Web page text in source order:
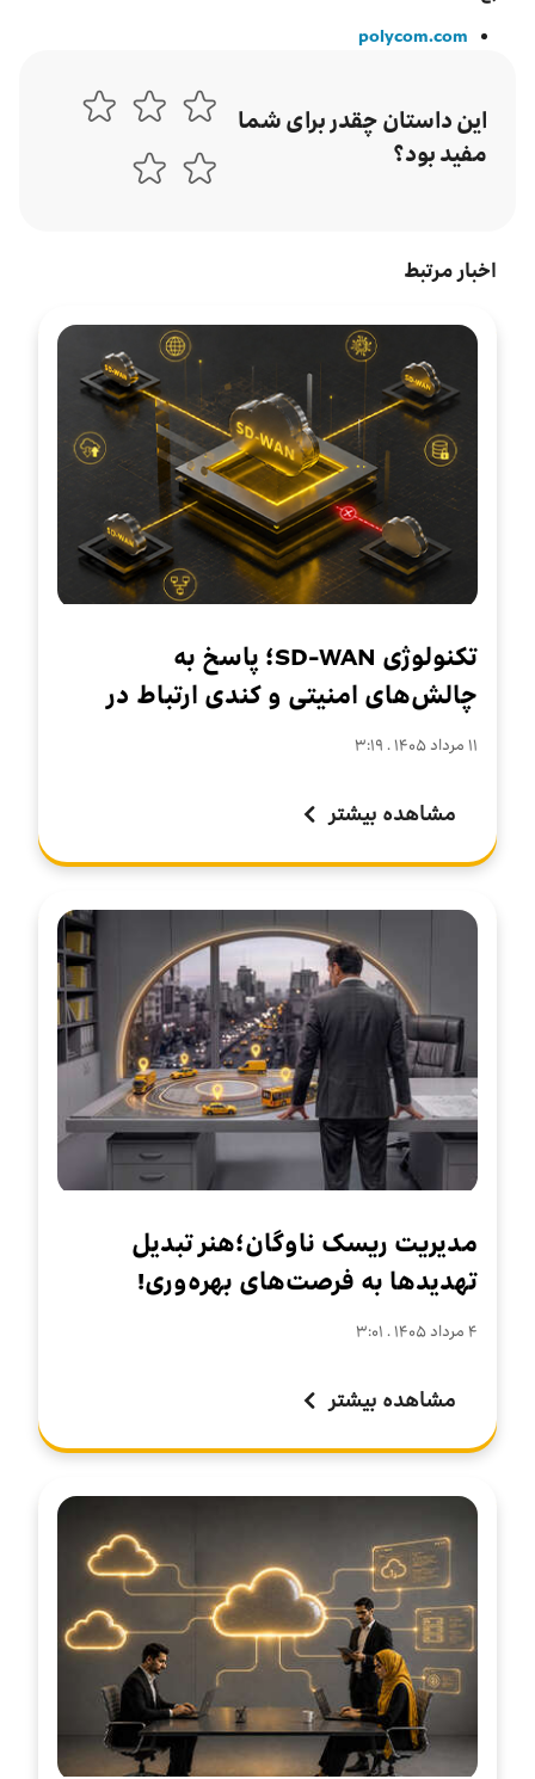
polycom.com
این داستان چقدر برای شما
مفید بود؟
اخبار مرتبط
تکنولوژی SD-WAN؛ پاسخ به
چالش‌های امنیتی و کندی ارتباط در
سازمان‌های چندشعبه‌ای
۱۱ مرداد ۱۴۰۵ . ۳:۱۹
مشاهده بیشتر
مدیریت ریسک ناوگان؛هنر تبدیل
تهدیدها به فرصت‌های بهره‌وری!
۴ مرداد ۱۴۰۵ . ۳:۰۱
مشاهده بیشتر